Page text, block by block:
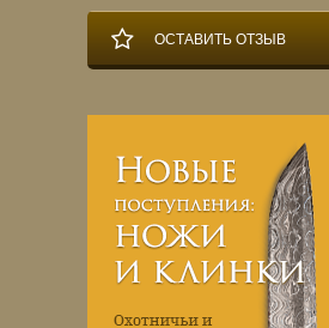
ОСТАВИТЬ ОТЗЫВ